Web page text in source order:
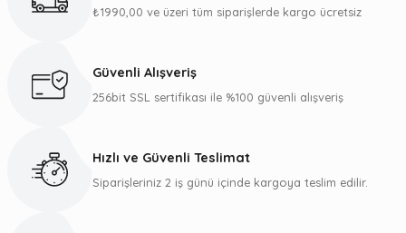
Ürün bilgilerinde hatalar bulunuyor.
₺1990,00 ve üzeri tüm siparişlerde kargo ücretsiz
Güvenli Alışveriş
256bit SSL sertifikası ile %100 güvenli alışveriş
Hızlı ve Güvenli Teslimat
Siparişleriniz 2 iş günü içinde kargoya teslim edilir.